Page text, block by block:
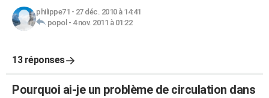
philippe71 - 27 déc. 2010 à 14:41
popol - 4 nov. 2011 à 01:22
13 réponses
Pourquoi ai-je un problème de circulation dans